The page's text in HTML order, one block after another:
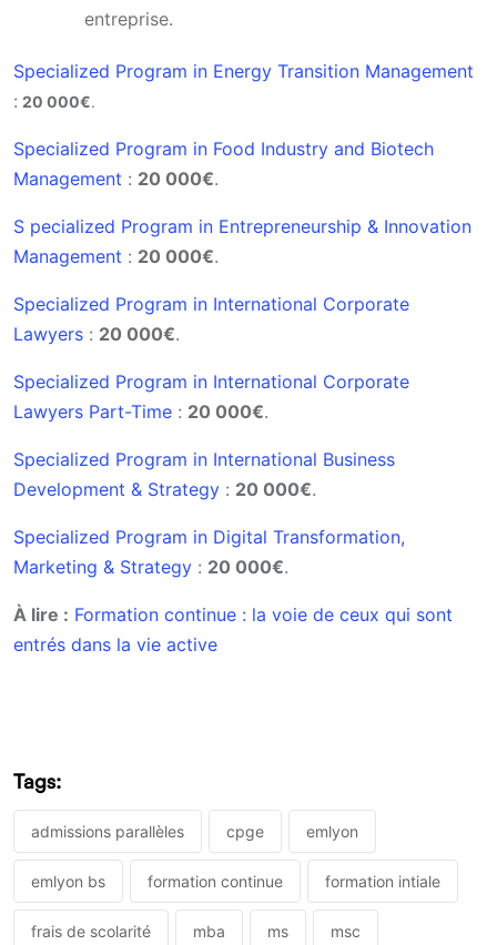
entreprise.
Specialized Program in Energy Transition Management
: 20 000€.
Specialized Program in Food Industry and Biotech
Management : 20 000€.
S pecialized Program in Entrepreneurship & Innovation
Management : 20 000€.
Specialized Program in International Corporate
Lawyers : 20 000€.
Specialized Program in International Corporate
Lawyers Part-Time : 20 000€.
Specialized Program in International Business
Development & Strategy : 20 000€.
Specialized Program in Digital Transformation,
Marketing & Strategy : 20 000€.
À lire : Formation continue : la voie de ceux qui sont
entrés dans la vie active
Tags:
admissions parallèles cpge emlyon
emlyon bs formation continue formation intiale
frais de scolarité mba ms msc